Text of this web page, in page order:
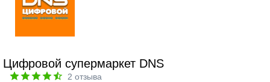
Цифровой супермаркет DNS
2 отзыва